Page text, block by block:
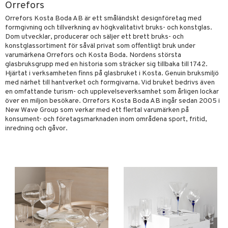
Orrefors
Orrefors Kosta Boda AB är ett småländskt designföretag med
formgivning och tillverkning av högkvalitativt bruks- och konstglas.
Dom utvecklar, producerar och säljer ett brett bruks- och
konstglassortiment för såväl privat som offentligt bruk under
varumärkena Orrefors och Kosta Boda. Nordens största
glasbruksgrupp med en historia som sträcker sig tillbaka till 1742.
Hjärtat i verksamheten finns på glasbruket i Kosta. Genuin bruksmiljö
med närhet till hantverket och formgivarna. Vid bruket bedrivs även
en omfattande turism- och upplevelseverksamhet som årligen lockar
över en miljon besökare. Orrefors Kosta Boda AB ingår sedan 2005 i
New Wave Group som verkar med ett flertal varumärken på
konsument- och företagsmarknaden inom områdena sport, fritid,
inredning och gåvor.
& Korgar
& Skulpturer
Art
& Doftspridare
& Hyllor
& Krokar
& Korgar
& Ljusstakar
kök
& Städning
& Avecglas
& Cognacglas
Kastruller
& Elvispar
maskiner
& Täcken
& Matare
svar